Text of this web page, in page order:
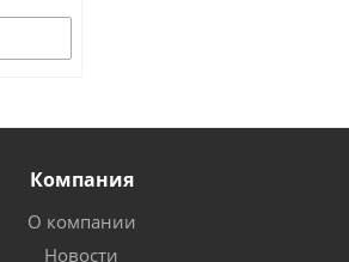
Компания
О компании
Новости